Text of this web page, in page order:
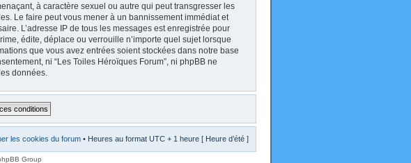
à caractère sexuel ou autre qui peut transgresser les
Le faire peut vous mener à un bannissement immédiat et
L’adresse IP de tous les messages est enregistrée pour
édite, déplace ou verrouille n’importe quel sujet lorsque
que vous avez entrées soient stockées dans notre base
ni “Les Toiles Héroïques Forum”, ni phpBB ne
données.
les cookies du forum • Heures au format UTC + 1 heure [ Heure d’été ]
Group